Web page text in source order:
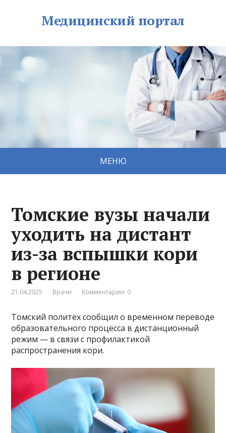
Медицинский портал
МЕНЮ
Томские вузы начали
уходить на дистант
из-за вспышки кори
в регионе
21.04.2025 Врачи Комментарии: 0
Томский политех сообщил о временном переводе
образовательного процесса в дистанционный
режим — в связи с профилактикой
распространения кори.